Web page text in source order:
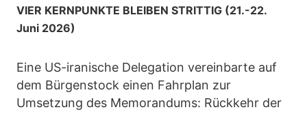
VIER KERNPUNKTE BLEIBEN STRITTIG (21.-22.
Juni 2026)
Eine US-iranische Delegation vereinbarte auf
dem Bürgenstock einen Fahrplan zur
Umsetzung des Memorandums: Rückkehr der